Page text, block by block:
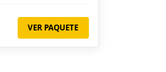
VER PAQUETE